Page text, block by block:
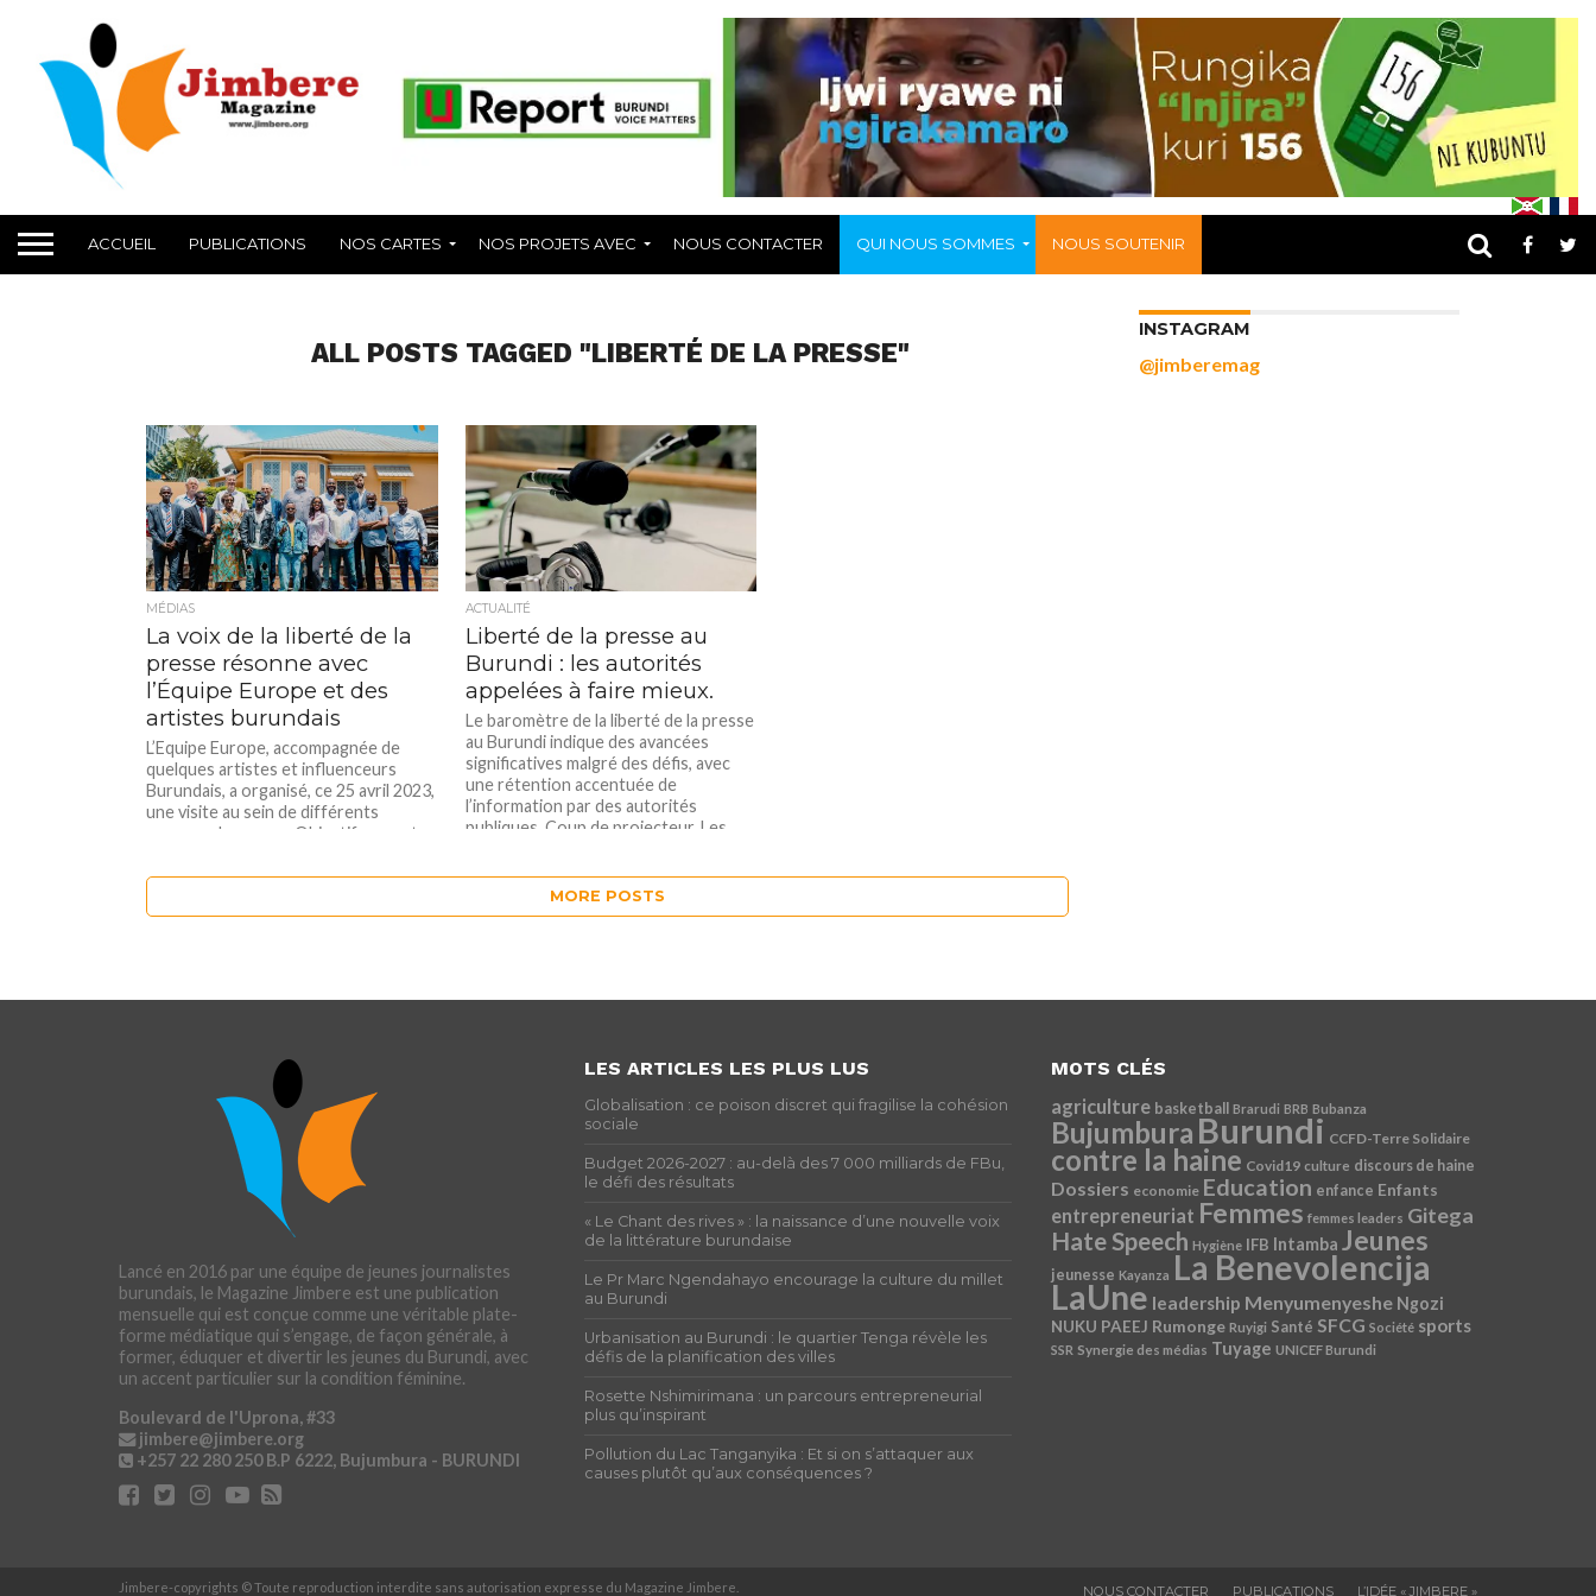
ACCUEIL PUBLICATIONS NOS CARTES NOS PROJETS AVEC NOUS CONTACTER QUI NOUS SOMMES NOUS SOUTENIR
ALL POSTS TAGGED "LIBERTÉ DE LA PRESSE"
MÉDIAS
La voix de la liberté de la
presse résonne avec
l’Équipe Europe et des
artistes burundais
L’Equipe Europe, accompagnée de
quelques artistes et influenceurs
Burundais, a organisé, ce 25 avril 2023,
une visite au sein de différents
organes de presse. Objectif: apporter
dans la promotion de la liberté de la
Kanzie, Kirikou A Kili et Meili...
ACTUALITÉ
Liberté de la presse au
Burundi : les autorités
appelées à faire mieux.
Le baromètre de la liberté de la presse
au Burundi indique des avancées
significatives malgré des défis, avec
une rétention accentuée de
l’information par des autorités
publiques. Coup de projecteur. Les
Burundi Eco, le Collectif des
blogueurs Yaga...
MORE POSTS
INSTAGRAM
@jimberemag
Lancé en 2016 par une équipe de jeunes journalistes
burundais, le Magazine Jimbere est une publication
mensuelle qui est conçue comme une véritable plate-
forme médiatique qui s’engage, de façon générale, à
former, éduquer et divertir les jeunes du Burundi, avec
un accent particulier sur la condition féminine.
Boulevard de l'Uprona, #33
jimbere@jimbere.org
+257 22 280 250 B.P 6222, Bujumbura - BURUNDI
LES ARTICLES LES PLUS LUS
Globalisation : ce poison discret qui fragilise la cohésion
sociale
Budget 2026-2027 : au-delà des 7 000 milliards de FBu,
le défi des résultats
« Le Chant des rives » : la naissance d’une nouvelle voix
de la littérature burundaise
Le Pr Marc Ngendahayo encourage la culture du millet
au Burundi
Urbanisation au Burundi : le quartier Tenga révèle les
défis de la planification des villes
Rosette Nshimirimana : un parcours entrepreneurial
plus qu’inspirant
Pollution du Lac Tanganyika : Et si on s’attaquer aux
causes plutôt qu’aux conséquences ?
MOTS CLÉS
agriculture basketball Brarudi BRB Bubanza
Bujumbura Burundi CCFD-Terre Solidaire
contre la haine Covid19 culture discours de haine
Dossiers economie Education enfance Enfants
entrepreneuriat Femmes femmes leaders Gitega
Hate Speech Hygiène IFB Intamba Jeunes
jeunesse Kayanza La Benevolencija
LaUne leadership Menyumenyeshe Ngozi
NUKU PAEEJ Rumonge Ruyigi Santé SFCG Société sports
SSR Synergie des médias Tuyage UNICEF Burundi
NOUS CONTACTER PUBLICATIONS L’IDÉE « JIMBERE »
Jimbere-copyrights © Toute reproduction interdite sans autorisation expresse du Magazine Jimbere.